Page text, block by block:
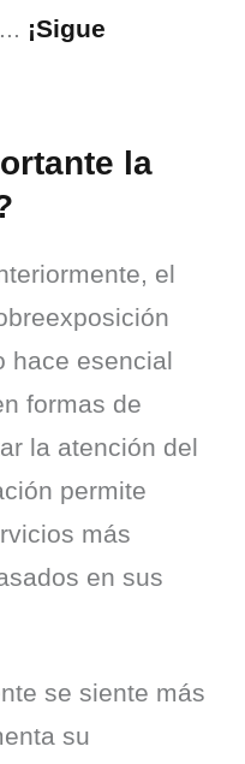
¡Sigue
la
el
hace esencial
formas de
la atención del
permite
más
en sus
se siente más
su